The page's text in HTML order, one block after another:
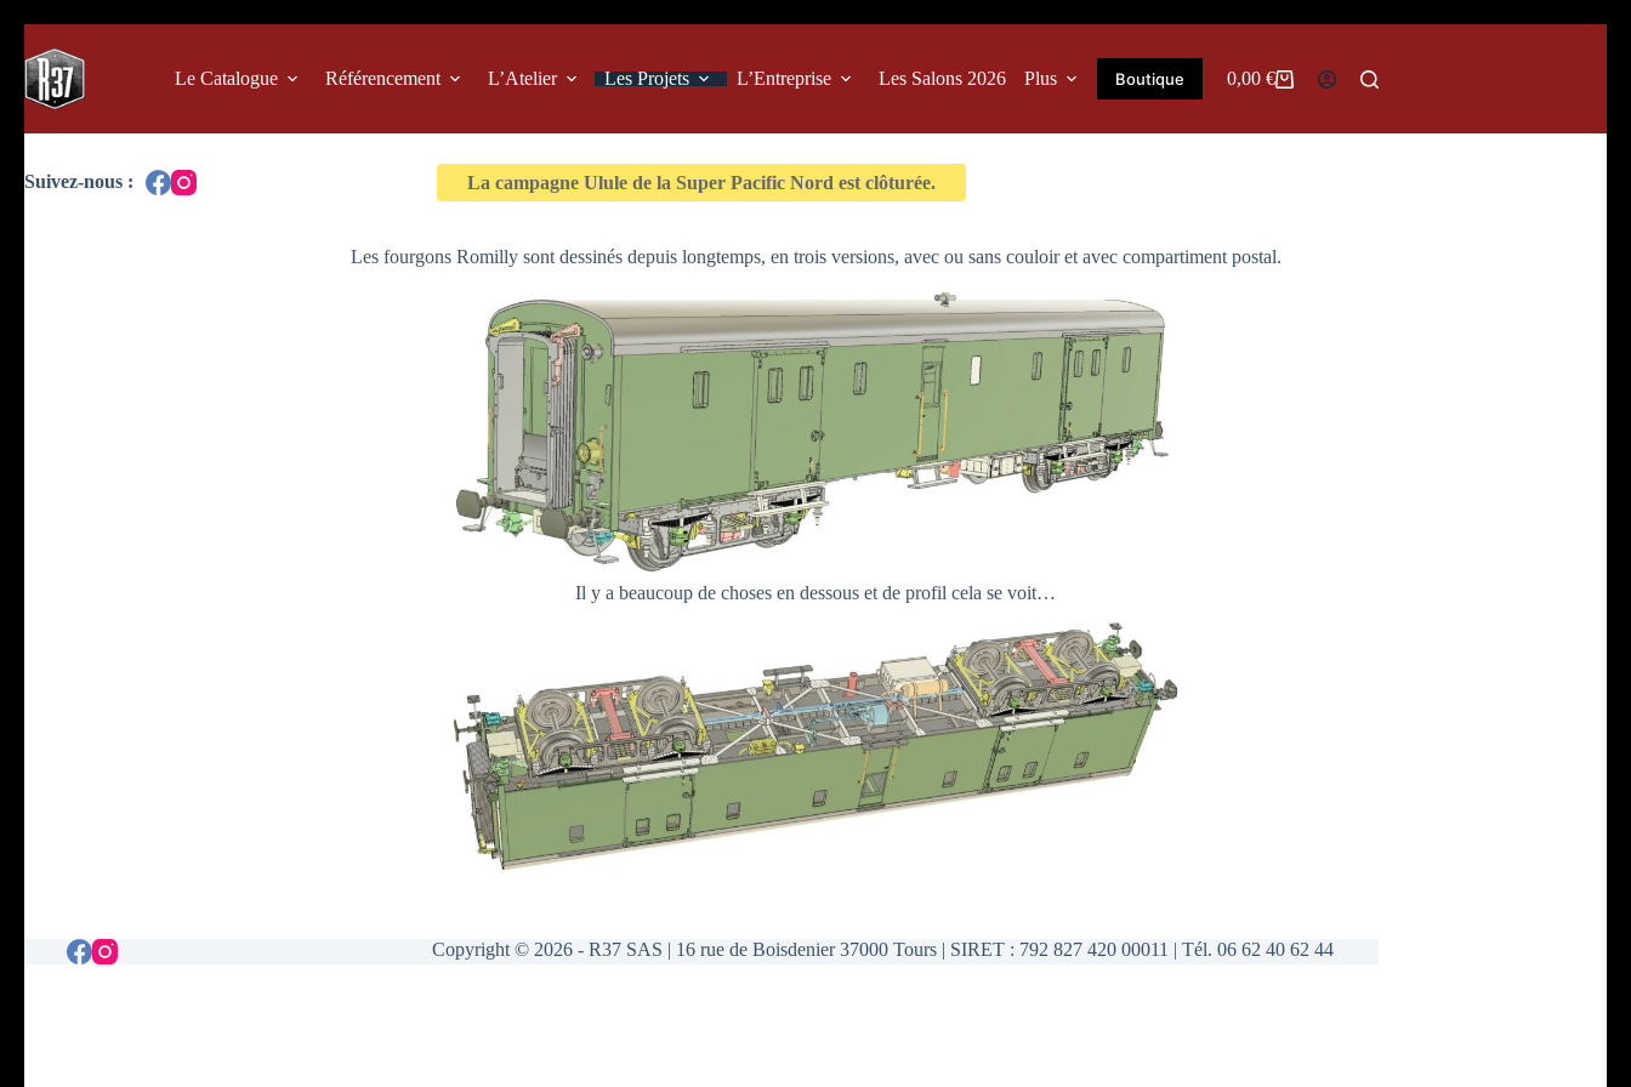
au
contenu
Le Catalogue Référencement L’Atelier Les Projets L’Entreprise Les Salons 2026 Plus Boutique
Panier
0,00 €
La campagne Ulule de la Super Pacific Nord est clôturée.
Les fourgons Romilly sont dessinés depuis longtemps, en trois versions, avec ou sans couloir et avec compartiment postal.
Il y a beaucoup de choses en dessous et de profil cela se voit…
Copyright © 2026 - R37 SAS | 16 rue de Boisdenier 37000 Tours | SIRET : 792 827 420 00011 | Tél. 06 62 40 62 44